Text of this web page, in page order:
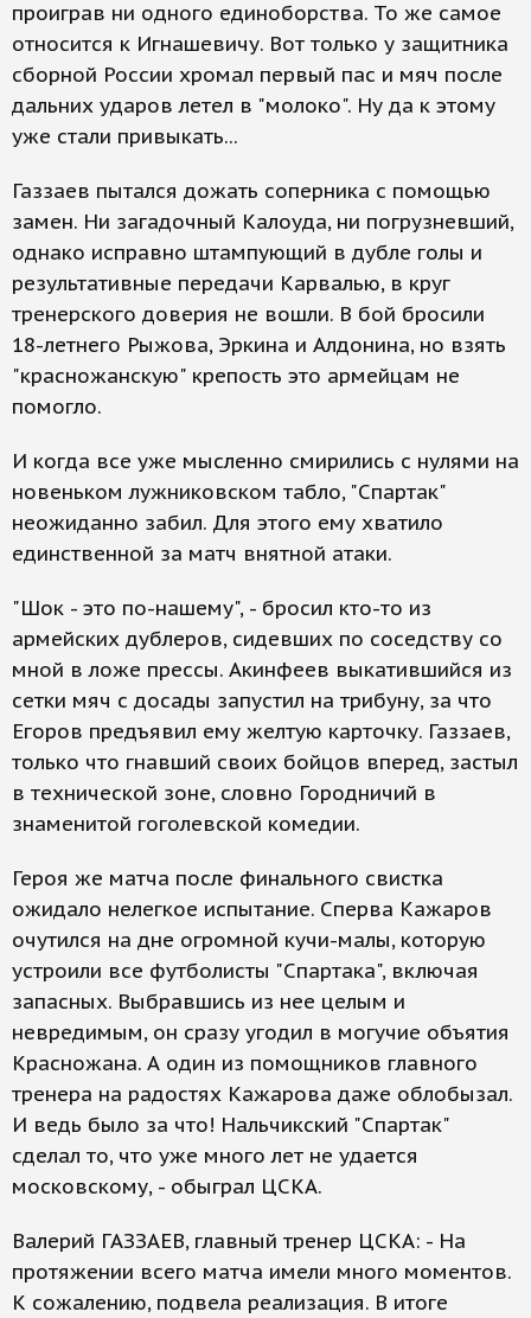
проиграв ни одного единоборства. То же самое
относится к Игнашевичу. Вот только у защитника
сборной России хромал первый пас и мяч после
дальних ударов летел в "молоко". Ну да к этому
уже стали привыкать...
Газзаев пытался дожать соперника с помощью
замен. Ни загадочный Калоуда, ни погрузневший,
однако исправно штампующий в дубле голы и
результативные передачи Карвалью, в круг
тренерского доверия не вошли. В бой бросили
18-летнего Рыжова, Эркина и Алдонина, но взять
"красножанскую" крепость это армейцам не
помогло.
И когда все уже мысленно смирились с нулями на
новеньком лужниковском табло, "Спартак"
неожиданно забил. Для этого ему хватило
единственной за матч внятной атаки.
"Шок - это по-нашему", - бросил кто-то из
армейских дублеров, сидевших по соседству со
мной в ложе прессы. Акинфеев выкатившийся из
сетки мяч с досады запустил на трибуну, за что
Егоров предъявил ему желтую карточку. Газзаев,
только что гнавший своих бойцов вперед, застыл
в технической зоне, словно Городничий в
знаменитой гоголевской комедии.
Героя же матча после финального свистка
ожидало нелегкое испытание. Сперва Кажаров
очутился на дне огромной кучи-малы, которую
устроили все футболисты "Спартака", включая
запасных. Выбравшись из нее целым и
невредимым, он сразу угодил в могучие объятия
Красножана. А один из помощников главного
тренера на радостях Кажарова даже облобызал.
И ведь было за что! Нальчикский "Спартак"
сделал то, что уже много лет не удается
московскому, - обыграл ЦСКА.
Валерий ГАЗЗАЕВ, главный тренер ЦСКА: - На
протяжении всего матча имели много моментов.
К сожалению, подвела реализация. В итоге